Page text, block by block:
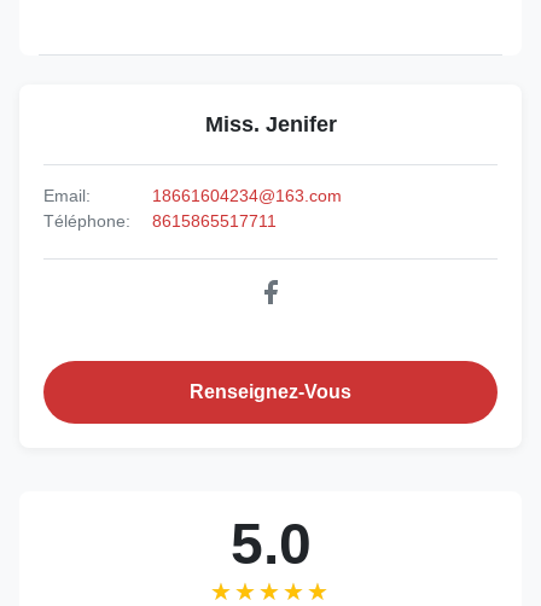
Miss. Jenifer
Email:
18661604234@163.com
Téléphone:
8615865517711
Renseignez-Vous
5.0
★★★★★
★★★★★